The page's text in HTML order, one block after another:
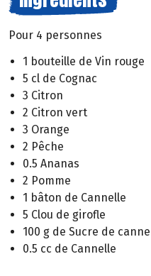
Pour 4 personnes
1 bouteille de Vin rouge
5 cl de Cognac
3 Citron
2 Citron vert
3 Orange
2 Pêche
0.5 Ananas
2 Pomme
1 bâton de Cannelle
5 Clou de girofle
100 g de Sucre de canne
0.5 cc de Cannelle